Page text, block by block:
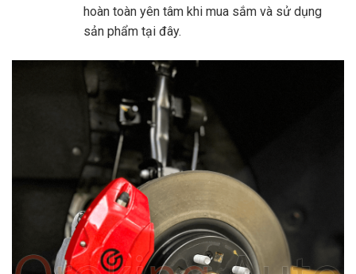
hoàn toàn yên tâm khi mua sắm và sử dụng
sản phẩm tại đây.